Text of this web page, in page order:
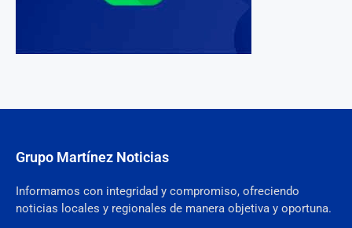
Grupo Martínez Noticias
Informamos con integridad y compromiso, ofreciendo
noticias locales y regionales de manera objetiva y oportuna.